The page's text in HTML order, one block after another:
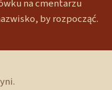
na cmentarzu
by rozpocząć.